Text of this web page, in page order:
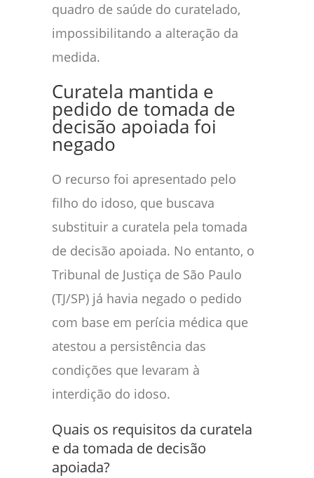
quadro de saúde do curatelado,
impossibilitando a alteração da
medida.
Curatela mantida e
pedido de tomada de
decisão apoiada foi
negado
O recurso foi apresentado pelo
filho do idoso, que buscava
substituir a curatela pela tomada
de decisão apoiada. No entanto, o
Tribunal de Justiça de São Paulo
(TJ/SP) já havia negado o pedido
com base em perícia médica que
atestou a persistência das
condições que levaram à
interdição do idoso.
Quais os requisitos da curatela
e da tomada de decisão
apoiada?